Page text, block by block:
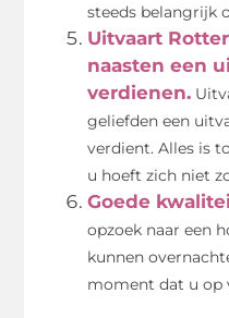
steeds belangrijk
Uitvaart
naasten een
verdienen.
geliefden een
verdient. Alles is
u hoeft zich niet
Goede
opzoek naar een
kunnen
moment dat u op